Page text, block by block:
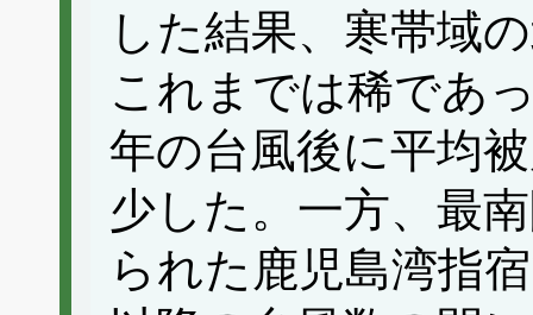
した結果、寒帯域
これまでは稀であ
年の台風後に平均
少した。一方、最
られた鹿児島湾指